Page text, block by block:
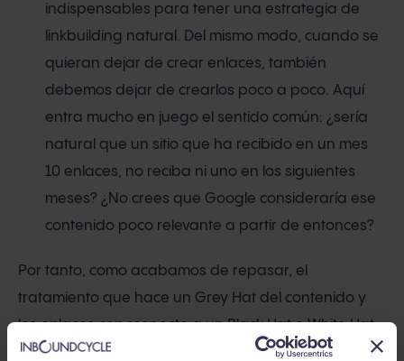
indispensables para tener una estrategia de
linkbuilding natural. Del mismo modo, cuando se
quieran dejar de crear enlaces, también
debemos dejar de crearlos poco a poco. Aquí
entra mucho en juego el sentido común: ¿sería
natural que un sitio que ha recibido en un mes
10 enlaces, no reciba ni uno en los siguientes
meses? ¿No crees que Google consideraría ese
contenido poco relevante a partir de entonces?
Por tanto, como acabamos de repasar, el
tratamiento que hace un Grey Hat del contenido y
los enlaces con respecto a un Black Hat o White Hat
son bastante notables. Que uno sea mejor que otro